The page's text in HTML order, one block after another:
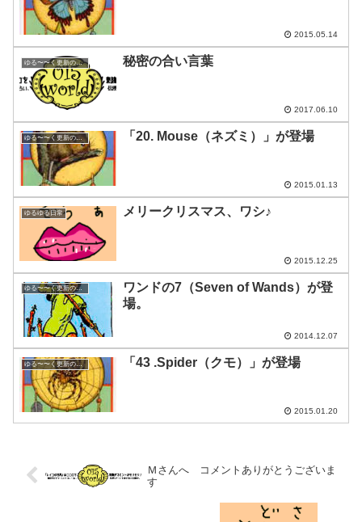
2015.05.14
ゆる〜〜く更新の日めくり 秘密の合い言葉
2017.06.10
ゆる〜〜く更新の日めくり 「20. Mouse（ネズミ）」が登場
2015.01.13
ゆるゆる日常 メリークリスマス、ワシ♪
2015.12.25
ゆる〜〜く更新の日めくり
ワンドの7（Seven of Wands）が登
場。
2014.12.07
ゆる〜〜く更新の日めくり 「43 .Spider（クモ）」が登場
2015.01.20
Ｍさんへ コメントありがとうございま
す